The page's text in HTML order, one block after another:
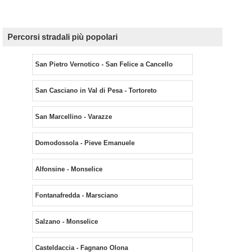
Percorsi stradali più popolari
San Pietro Vernotico - San Felice a Cancello
San Casciano in Val di Pesa - Tortoreto
San Marcellino - Varazze
Domodossola - Pieve Emanuele
Alfonsine - Monselice
Fontanafredda - Marsciano
Salzano - Monselice
Casteldaccia - Fagnano Olona